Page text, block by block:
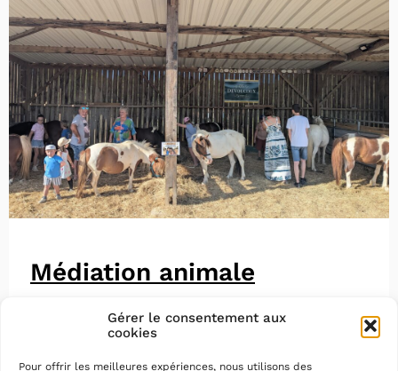
Gérer le consentement aux
cookies
Pour offrir les meilleures expériences, nous utilisons des
Médiation animale